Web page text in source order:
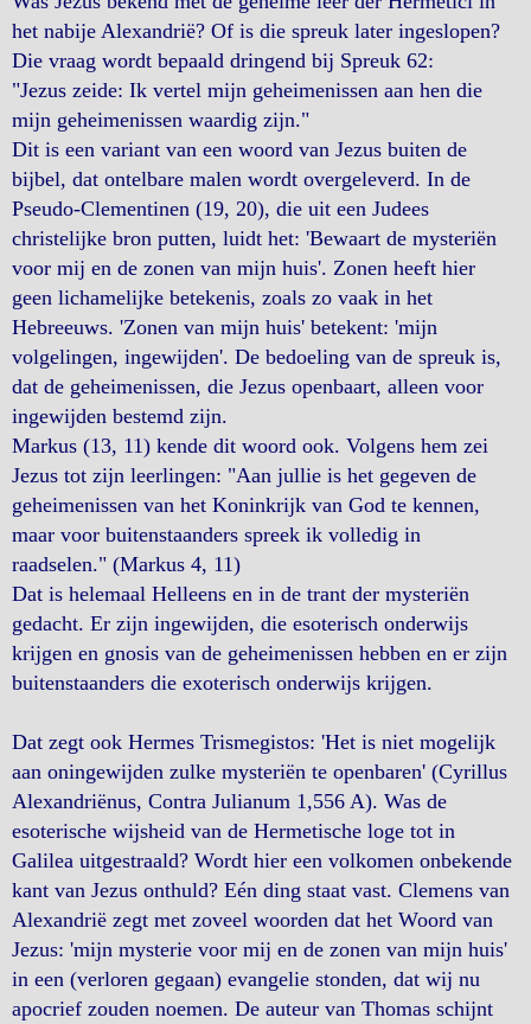
het nabije Alexandrië? Of is die spreuk later ingeslopen?
Die vraag wordt bepaald dringend bij Spreuk 62:
"Jezus zeide: Ik vertel mijn geheimenissen aan hen die
mijn geheimenissen waardig zijn."
Dit is een variant van een woord van Jezus buiten de
bijbel, dat ontelbare malen wordt overgeleverd. In de
Pseudo-Clementinen (19, 20), die uit een Judees
christelijke bron putten, luidt het: 'Bewaart de mysteriën
voor mij en de zonen van mijn huis'. Zonen heeft hier
geen lichamelijke betekenis, zoals zo vaak in het
Hebreeuws. 'Zonen van mijn huis' betekent: 'mijn
volgelingen, ingewijden'. De bedoeling van de spreuk is,
dat de geheimenissen, die Jezus openbaart, alleen voor
ingewijden bestemd zijn.
Markus (13, 11) kende dit woord ook. Volgens hem zei
Jezus tot zijn leerlingen: "Aan jullie is het gegeven de
geheimenissen van het Koninkrijk van God te kennen,
maar voor buitenstaanders spreek ik volledig in
raadselen." (Markus 4, 11)
Dat is helemaal Helleens en in de trant der mysteriën
gedacht. Er zijn ingewijden, die esoterisch onderwijs
krijgen en gnosis van de geheimenissen hebben en er zijn
buitenstaanders die exoterisch onderwijs krijgen.
Dat zegt ook Hermes Trismegistos: 'Het is niet mogelijk
aan oningewijden zulke mysteriën te openbaren' (Cyrillus
Alexandriënus, Contra Julianum 1,556 A). Was de
esoterische wijsheid van de Hermetische loge tot in
Galilea uitgestraald? Wordt hier een volkomen onbekende
kant van Jezus onthuld? Eén ding staat vast. Clemens van
Alexandrië zegt met zoveel woorden dat het Woord van
Jezus: 'mijn mysterie voor mij en de zonen van mijn huis'
in een (verloren gegaan) evangelie stonden, dat wij nu
apocrief zouden noemen. De auteur van Thomas schijnt